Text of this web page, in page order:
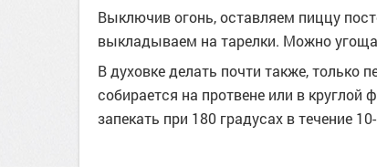
Выключив огонь, оставляем пиццу
выкладываем на тарелки. Можно
В духовке делать почти также, только
собирается на протвене или в
запекать при 180 градусах в течение